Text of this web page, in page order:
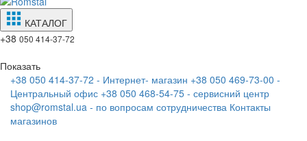
КАТАЛОГ
+38 050 414-37-72
Показать
+38 050 414-37-72 - Интернет- магазин +38 050 469-73-00 -
Центральный офис +38 050 468-54-75 - сервисний центр
shop@romstal.ua - по вопросам сотрудничества Контакты
магазинов